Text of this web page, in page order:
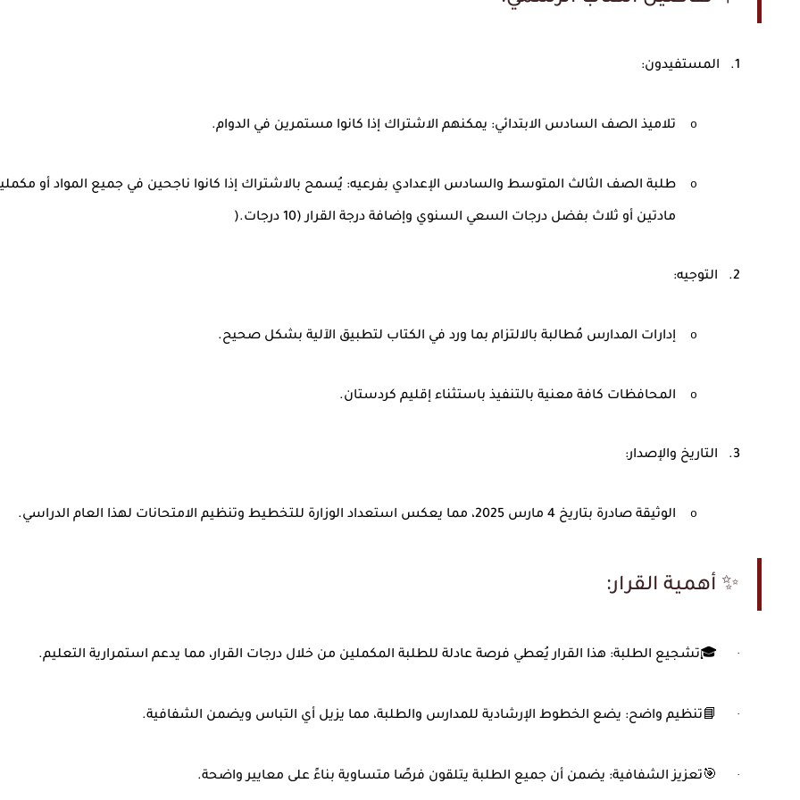
1. المستفيدون:
o تلاميذ الصف السادس الابتدائي: يمكنهم الاشتراك إذا كانوا مستمرين في الدوام.
o طلبة الصف الثالث المتوسط والسادس الإعدادي بفرعيه: يُسمح بالاشتراك إذا كانوا ناجحين في جميع المواد أو
مادتين أو ثلاث بفضل درجات السعي السنوي وإضافة درجة القرار (10 درجات ).
2. التوجيه:
o إدارات المدارس مُطالبة بالالتزام بما ورد في الكتاب لتطبيق الآلية بشكل صحيح.
o المحافظات كافة معنية بالتنفيذ باستثناء إقليم كردستان.
3. التاريخ والإصدار:
o الوثيقة صادرة بتاريخ 4 مارس 2025، مما يعكس استعداد الوزارة للتخطيط وتنظيم الامتحانات لهذا العام الدراسي .
✨ أهمية القرار:
·
🎓تشجيع الطلبة: هذا القرار يُعطي فرصة عادلة للطلبة المكملين من خلال درجات القرار، مما يدعم استمرارية التعليم.
·
📘تنظيم واضح: يضع الخطوط الإرشادية للمدارس والطلبة، مما يزيل أي التباس ويضمن الشفافية.
·
🎯تعزيز الشفافية: يضمن أن جميع الطلبة يتلقون فرصًا متساوية بناءً على معايير واضحة.